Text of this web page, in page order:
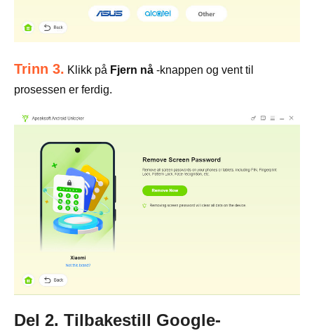
Trinn 3. Klikk på Fjern nå -knappen og vent til
prosessen er ferdig.
Del 2. Tilbakestill Google-